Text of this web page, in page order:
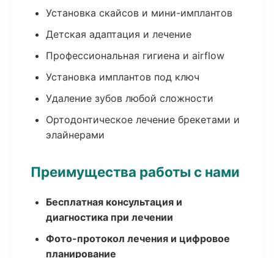
Установка скайсов и мини-имплантов
Детская адаптация и лечение
Профессиональная гигиена и airflow
Установка имплантов под ключ
Удаление зубов любой сложности
Ортодонтическое лечение брекетами и
элайнерами
Преимущества работы с нами
Бесплатная консультация и
диагностика при лечении
Фото-протокол лечения и цифровое
планирование